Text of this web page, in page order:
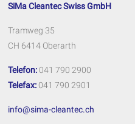
SiMa Cleantec Swiss GmbH
Tramweg 35
CH 6414 Oberarth
Telefon: 041 790 2900
Telefax: 041 790 2901
info@sima-cleantec.ch